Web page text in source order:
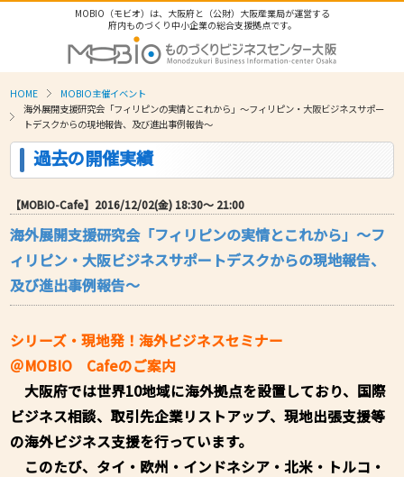
MOBIO（モビオ）は、大阪府と（公財）大阪産業局が運営する
府内ものづくり中小企業の総合支援拠点です。
HOME
MOBIO主催イベント
海外展開支援研究会「フィリピンの実情とこれから」～フィリピン・大阪ビジネスサポー
トデスクからの現地報告、及び進出事例報告～
過去の開催実績
【MOBIO-Cafe】2016/12/02(金) 18:30〜 21:00
海外展開支援研究会「フィリピンの実情とこれから」～フ
ィリピン・大阪ビジネスサポートデスクからの現地報告、
及び進出事例報告～
シリーズ・現地発！海外ビジネスセミナー
＠MOBIO Cafeのご案内
大阪府では世界10地域に海外拠点を設置しており、国際
ビジネス相談、取引先企業リストアップ、現地出張支援等
の海外ビジネス支援を行っています。
このたび、タイ・欧州・インドネシア・北米・トルコ・